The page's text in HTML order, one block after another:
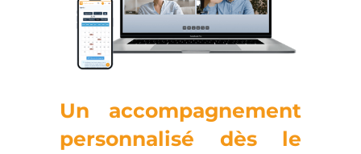
Un accompagnement
personnalisé dès le